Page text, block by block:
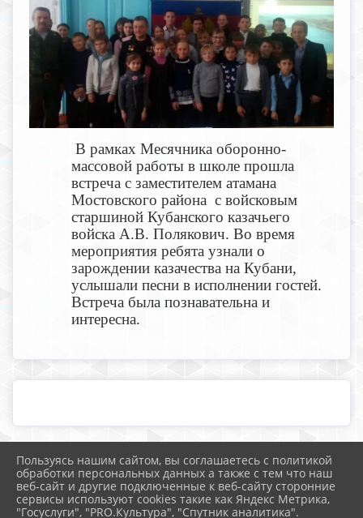
В рамках Месячника оборонно-
массовой работы в школе прошла
встреча с заместителем атамана
Мостовского района с войсковым
старшиной Кубанского казачьего
войска А.В. Полякович. Во время
мероприятия ребята узнали о
зарождении казачества на Кубани,
услышали песни в исполнении гостей.
Встреча была познавательна и
интересна.
2026 г. school25.mostobr.ru
Вход
Карта сайта
Политика обработки персональных данных
Пользуясь нашим сайтом, вы соглашаетесь с политикой
обработки персональных данных а также с тем что наш
веб-сайт и другие подключенные к веб-сайту сторонние
сервисы используют cookies такие как Яндекс Метрика,
"Госуслуги", "PRO.Культура", "Спутник аналитика".